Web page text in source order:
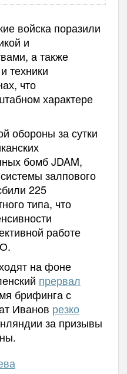
войска поразили
и
а также
техники
что
характере
обороны за сутки
бомб JDAM,
залпового
225
типа, что
работе
на фоне
прервал
брифинга с
Иванов резко
за призывы